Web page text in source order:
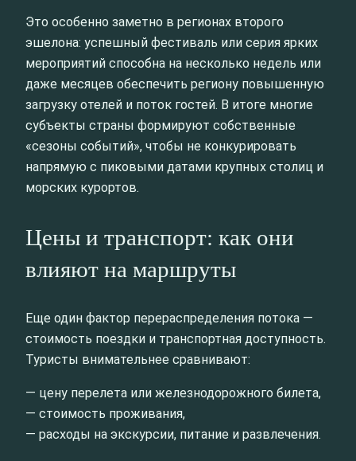
Это особенно заметно в регионах второго
эшелона: успешный фестиваль или серия ярких
мероприятий способна на несколько недель или
даже месяцев обеспечить региону повышенную
загрузку отелей и поток гостей. В итоге многие
субъекты страны формируют собственные
«сезоны событий», чтобы не конкурировать
напрямую с пиковыми датами крупных столиц и
морских курортов.
Цены и транспорт: как они
влияют на маршруты
Еще один фактор перераспределения потока —
стоимость поездки и транспортная доступность.
Туристы внимательнее сравнивают:
— цену перелета или железнодорожного билета,
— стоимость проживания,
— расходы на экскурсии, питание и развлечения.